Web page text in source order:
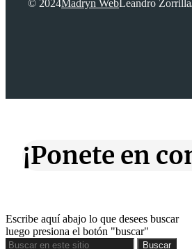
© 2024Madryn WebLeandro Zorrilla
¡Ponete en
Escribe aquí abajo lo que desees buscar
luego presiona el botón "buscar"
Buscar
Buscar